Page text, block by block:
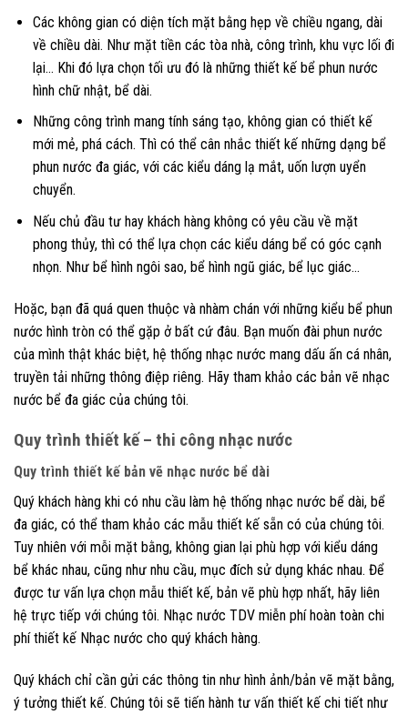
Các không gian có diện tích mặt bằng hẹp về chiều ngang, dài
về chiều dài. Như mặt tiền các tòa nhà, công trình, khu vực lối đi
lại… Khi đó lựa chọn tối ưu đó là những thiết kế bể phun nước
hình chữ nhật, bể dài.
Những công trình mang tính sáng tạo, không gian có thiết kế
mới mẻ, phá cách. Thì có thể cân nhắc thiết kế những dạng bể
phun nước đa giác, với các kiểu dáng lạ mắt, uốn lượn uyển
chuyển.
Nếu chủ đầu tư hay khách hàng không có yêu cầu về mặt
phong thủy, thì có thể lựa chọn các kiểu dáng bể có góc cạnh
nhọn. Như bể hình ngôi sao, bể hình ngũ giác, bể lục giác…
Hoặc, bạn đã quá quen thuộc và nhàm chán với những kiểu bể phun
nước hình tròn có thể gặp ở bất cứ đâu. Bạn muốn đài phun nước
của mình thật khác biệt, hệ thống nhạc nước mang dấu ấn cá nhân,
truyền tải những thông điệp riêng. Hãy tham khảo các bản vẽ nhạc
nước bể đa giác của chúng tôi.
Quy trình thiết kế – thi công nhạc nước
Quy trình thiết kế bản vẽ nhạc nước bể dài
Quý khách hàng khi có nhu cầu làm hệ thống nhạc nước bể dài, bể
đa giác, có thể tham khảo các mẫu thiết kế sẵn có của chúng tôi.
Tuy nhiên với mỗi mặt bằng, không gian lại phù hợp với kiểu dáng
bể khác nhau, cũng như nhu cầu, mục đích sử dụng khác nhau. Để
được tư vấn lựa chọn mẫu thiết kế, bản vẽ phù hợp nhất, hãy liên
hệ trực tiếp với chúng tôi. Nhạc nước TDV miễn phí hoàn toàn chi
phí thiết kế Nhạc nước cho quý khách hàng.
Quý khách chỉ cần gửi các thông tin như hình ảnh/bản vẽ mặt bằng,
ý tưởng thiết kế. Chúng tôi sẽ tiến hành tư vấn thiết kế chi tiết như